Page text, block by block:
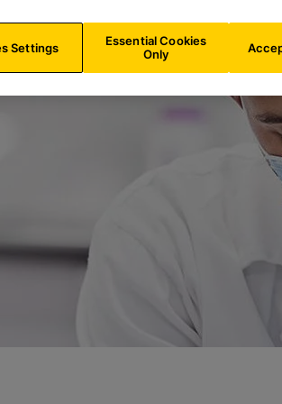
LU/
Settings
Essential Cookies
Only